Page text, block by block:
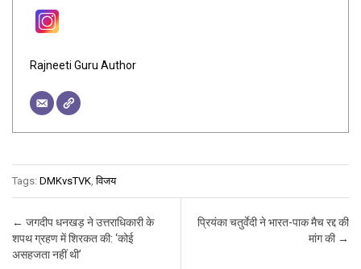
Rajneeti Guru Author
Tags: DMKvsTVK ,विजय
Post navigation
← जगदीप धनखड़ ने उत्तराधिकारी के
शपथ ग्रहण में शिरकत की: ‘कोई
असहजता नहीं थी’
प्रियंका चतुर्वेदी ने भारत-पाक मैच रद्द की
मांग की →